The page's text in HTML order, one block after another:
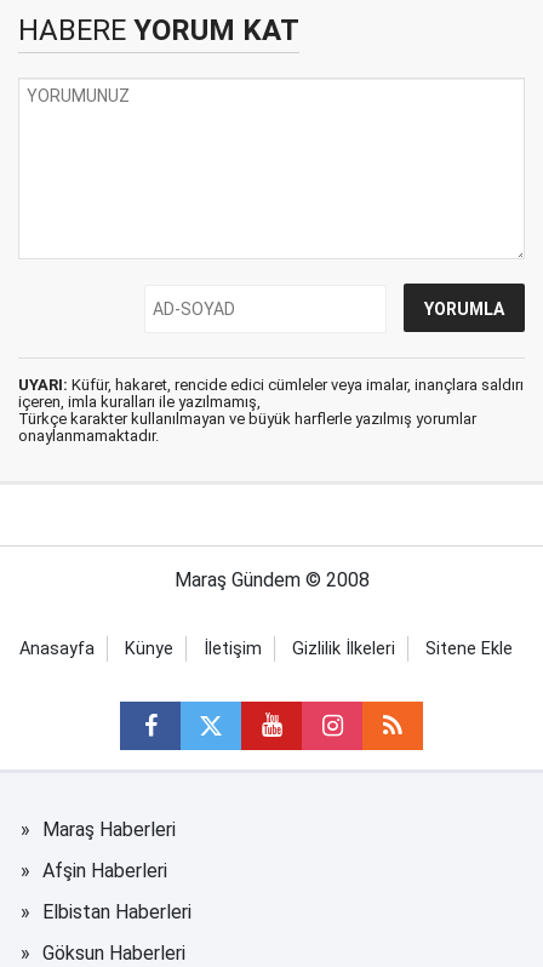
HABERE YORUM KAT
UYARI: Küfür, hakaret, rencide edici cümleler veya imalar, inançlara saldırı
içeren, imla kuralları ile yazılmamış,
Türkçe karakter kullanılmayan ve büyük harflerle yazılmış yorumlar
onaylanmamaktadır.
Maraş Gündem © 2008
Anasayfa Künye İletişim Gizlilik İlkeleri Sitene Ekle
Maraş Haberleri
Afşin Haberleri
Elbistan Haberleri
Göksun Haberleri